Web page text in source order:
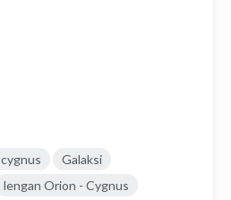
cygnus
Galaksi
lengan Orion - Cygnus